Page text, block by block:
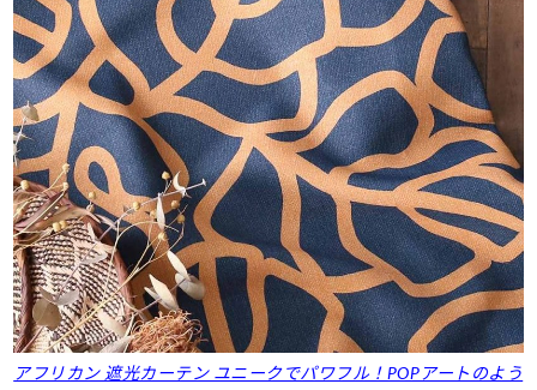
アフリカン 遮光カーテン ユニークでパワフル！POPアートのよう